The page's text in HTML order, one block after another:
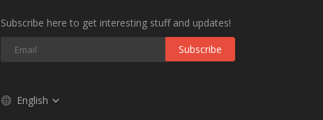
Subscribe here to get interesting stuff and updates!
Subscribe
English